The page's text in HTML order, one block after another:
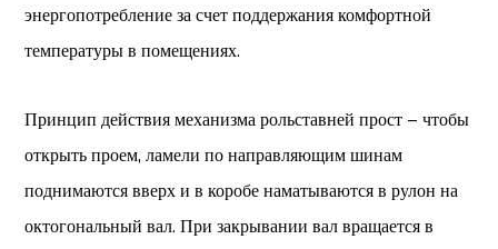
энергопотребление за счет поддержания комфортной
температуры в помещениях.
Принцип действия механизма рольставней прост – чтобы
открыть проем, ламели по направляющим шинам
поднимаются вверх и в коробе наматываются в рулон на
октогональный вал. При закрывании вал вращается в